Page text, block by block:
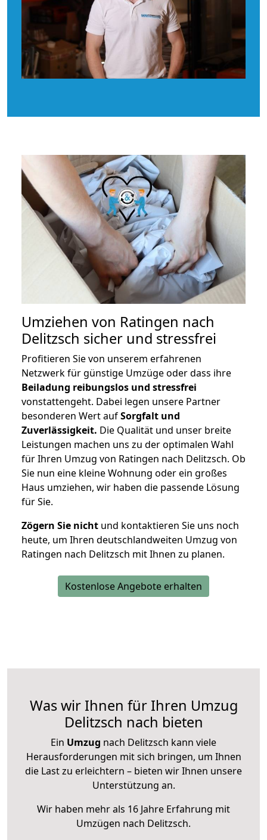
Umziehen von Ratingen nach
Delitzsch sicher und stressfrei
Profitieren Sie von unserem erfahrenen
Netzwerk für günstige Umzüge oder dass ihre
Beiladung reibungslos und stressfrei
vonstattengeht. Dabei legen unsere Partner
besonderen Wert aufSorgfalt und
Zuverlässigkeit. Die Qualität und unser breite
Leistungen machen uns zu der optimalen Wahl
für Ihren Umzug von Ratingen nach Delitzsch. Ob
Sie nun eine kleine Wohnung oder ein großes
Haus umziehen, wir haben die passende Lösung
für Sie.
Zögern Sie nicht und kontaktieren Sie uns noch
heute, um Ihren deutschlandweiten Umzug von
Ratingen nach Delitzsch mit Ihnen zu planen.
Kostenlose Angebote erhalten
Was wir Ihnen für Ihren Umzug
Delitzsch nach bieten
Ein Umzug nach Delitzsch kann viele
Herausforderungen mit sich bringen, um Ihnen
die Last zu erleichtern – bieten wir Ihnen unsere
Unterstützung an.
Wir haben mehr als 16 Jahre Erfahrung mit
Umzügen nach Delitzsch.